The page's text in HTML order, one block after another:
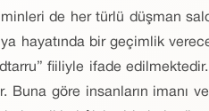
de her türlü düşman
hayatında bir geçimlik
fiiliyle ifade
Buna göre insanların imanı